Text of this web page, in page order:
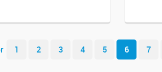
1 2 3 4 5 6 7